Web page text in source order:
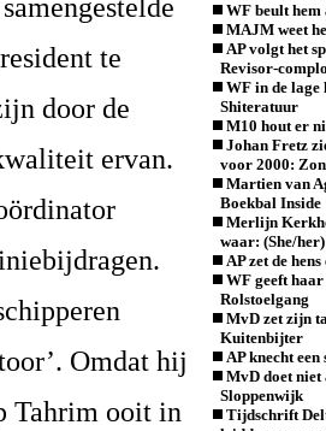
te
door de
ervan.
Omdat hij
Tahrim ooit in
WF beult
MAJM weet
AP volgt het
Revisor-
WF in de lage
Shiteratuur
M10 hout er
Johan Fretz
voor 2000:
Martien van
Boekbal Inside
Merlijn
waar: (She/
AP zet de
WF geeft
Rolstoelgang
MvD zet zijn
Kuitenbijter
AP knecht
MvD doet niet
Sloppenwijk
Tijdschrift